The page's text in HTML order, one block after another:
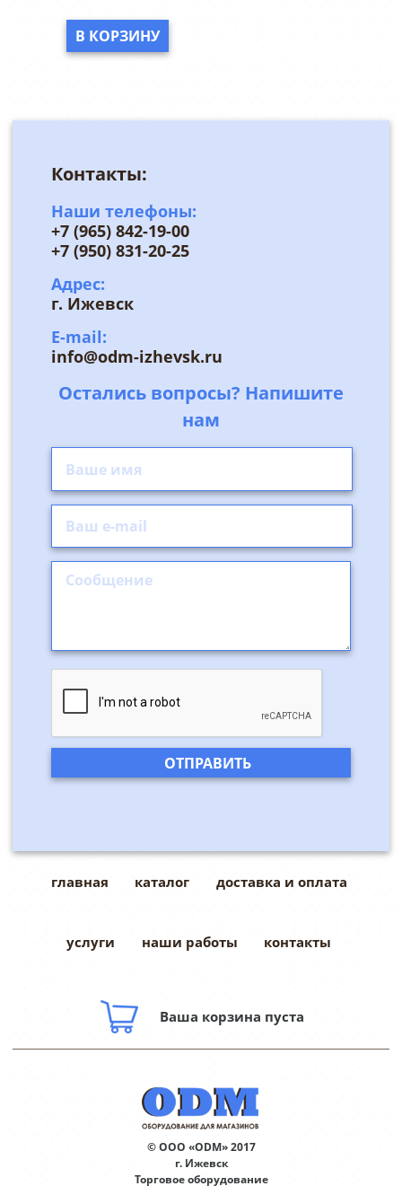
В КОРЗИНУ
Контакты:
Наши телефоны:
+7 (965) 842-19-00
+7 (950) 831-20-25
Адрес:
г. Ижевск
E-mail:
info@odm-izhevsk.ru
Остались вопросы? Напишите
нам
главная каталог доставка и оплата
услуги наши работы контакты
Ваша корзина пуста
© ООО «ODM» 2017
г. Ижевск
Торговое оборудование